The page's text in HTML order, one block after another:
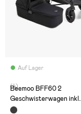
Auf Lager
(4)
Beemoo BFF60 2
Geschwisterwagen inkl.
Liegewanne, Night Black